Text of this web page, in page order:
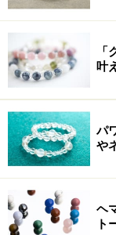
※記事内容は執筆時
い。
【編集部おすすめ
叶
パ
や
ヘ
ト